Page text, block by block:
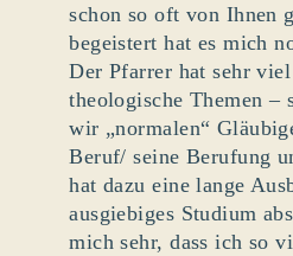
schon so oft von Ihnen
begeistert hat es mich
Der Pfarrer hat sehr
theologische Themen –
wir „normalen“
Beruf/ seine Berufung
hat dazu eine lange
ausgiebiges Studium
mich sehr, dass ich so